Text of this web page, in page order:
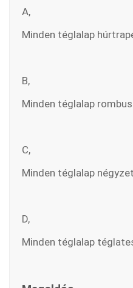
A,
Minden téglalap
B,
Minden téglalap
C,
Minden téglalap
D,
Minden téglalap